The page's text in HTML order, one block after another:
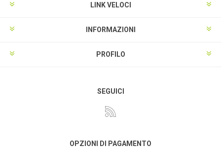
LINK VELOCI
INFORMAZIONI
PROFILO
SEGUICI
OPZIONI DI PAGAMENTO